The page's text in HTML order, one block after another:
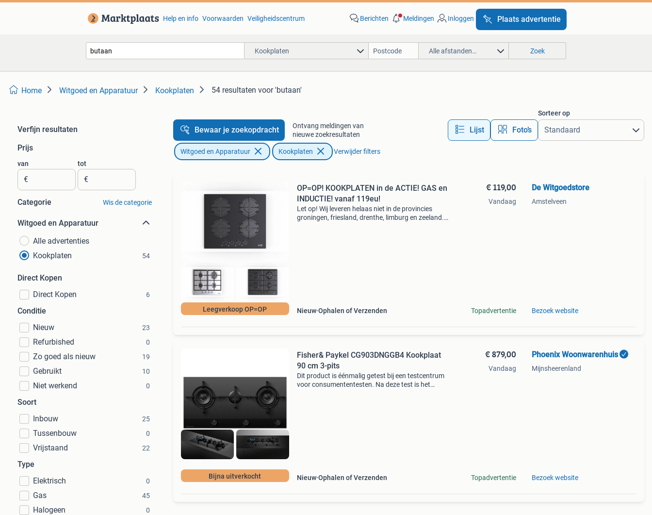
Help en info Voorwaarden Veiligheidscentrum Berichten Meldingen Inloggen Plaats advertentie
Kookplaten Alle afstanden… Zoek
Home Witgoed en Apparatuur Kookplaten 54 resultaten voor 'butaan'
Verfijn resultaten
Prijs
van
€
tot
€
Categorie Wis de categorie
Witgoed en Apparatuur
Alle advertenties
Kookplaten
54
Direct Kopen
Direct Kopen
6
Conditie
Nieuw
23
Refurbished 0
Zo goed als nieuw 19
Gebruikt 10
Niet werkend 0
Soort
Inbouw
25
Tussenbouw 0
Vrijstaand 22
Type
Elektrisch
0
Gas 45
Halogeen 0
Bewaar je zoekopdracht
Ontvang meldingen van
nieuwe zoekresultaten
Lijst Foto’s
Sorteer op
Witgoed en Apparatuur Kookplaten Verwijder filters
Leegverkoop OP=OP
OP=OP! KOOKPLATEN in de ACTIE! GAS en
INDUCTIE! vanaf 119eu!
Let op! Wij leveren helaas niet in de provincies
groningen, friesland, drenthe, limburg en zeeland.
Nieuw Ophalen of Verzenden
€ 119,00
Vandaag
Topadvertentie
De Witgoedstore
Amstelveen
Bezoek website
Bijna uitverkocht
Fisher& Paykel CG903DNGGB4 Kookplaat
90 cm 3-pits
Dit product is éénmalig getest bij een testcentrum
voor consumententesten. Na deze test is het
Nieuw Ophalen of Verzenden
€ 879,00
Vandaag
Topadvertentie
Phoenix Woonwarenhuis
Mijnsheerenland
Bezoek website